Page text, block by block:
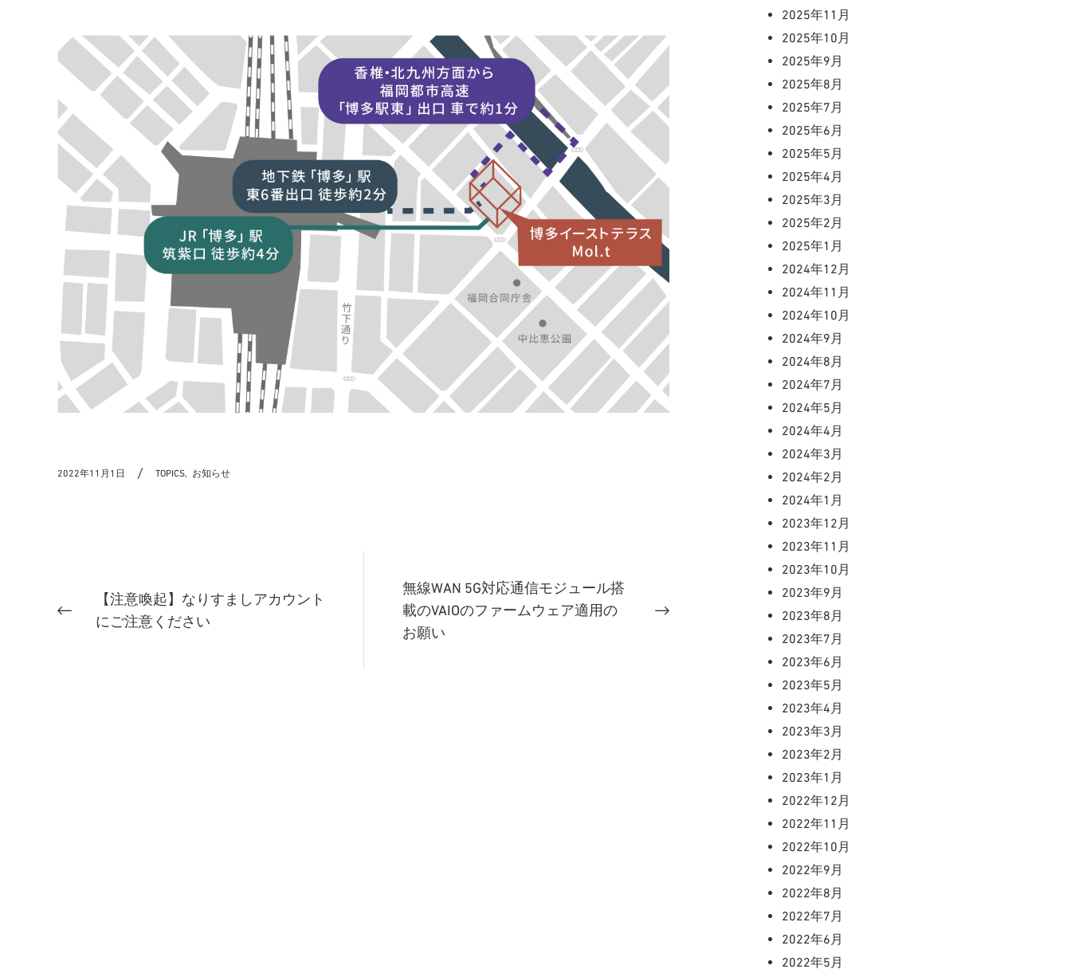
2022年11月1日 TOPICS, お知らせ
【注意喚起】なりすましアカウント
にご注意ください
無線WAN 5G対応通信モジュール搭
載のVAIOのファームウェア適用の
お願い
2025年11月
2025年10月
2025年9月
2025年8月
2025年7月
2025年6月
2025年5月
2025年4月
2025年3月
2025年2月
2025年1月
2024年12月
2024年11月
2024年10月
2024年9月
2024年8月
2024年7月
2024年5月
2024年4月
2024年3月
2024年2月
2024年1月
2023年12月
2023年11月
2023年10月
2023年9月
2023年8月
2023年7月
2023年6月
2023年5月
2023年4月
2023年3月
2023年2月
2023年1月
2022年12月
2022年11月
2022年10月
2022年9月
2022年8月
2022年7月
2022年6月
2022年5月